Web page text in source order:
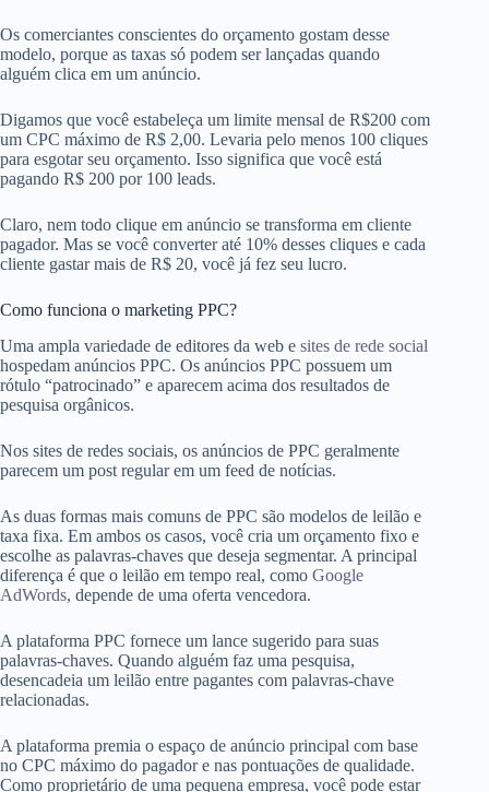
Os comerciantes conscientes do orçamento gostam desse
modelo, porque as taxas só podem ser lançadas quando
alguém clica em um anúncio.
Digamos que você estabeleça um limite mensal de R$200 com
um CPC máximo de R$ 2,00. Levaria pelo menos 100 cliques
para esgotar seu orçamento. Isso significa que você está
pagando R$ 200 por 100 leads.
Claro, nem todo clique em anúncio se transforma em cliente
pagador. Mas se você converter até 10% desses cliques e cada
cliente gastar mais de R$ 20, você já fez seu lucro.
Como funciona o marketing PPC?
Uma ampla variedade de editores da web e sites de rede social
hospedam anúncios PPC. Os anúncios PPC possuem um
rótulo “patrocinado” e aparecem acima dos resultados de
pesquisa orgânicos.
Nos sites de redes sociais, os anúncios de PPC geralmente
parecem um post regular em um feed de notícias.
As duas formas mais comuns de PPC são modelos de leilão e
taxa fixa. Em ambos os casos, você cria um orçamento fixo e
escolhe as palavras-chaves que deseja segmentar. A principal
diferença é que o leilão em tempo real, como Google
AdWords, depende de uma oferta vencedora.
A plataforma PPC fornece um lance sugerido para suas
palavras-chaves. Quando alguém faz uma pesquisa,
desencadeia um leilão entre pagantes com palavras-chave
relacionadas.
A plataforma premia o espaço de anúncio principal com base
no CPC máximo do pagador e nas pontuações de qualidade.
Como proprietário de uma pequena empresa, você pode estar